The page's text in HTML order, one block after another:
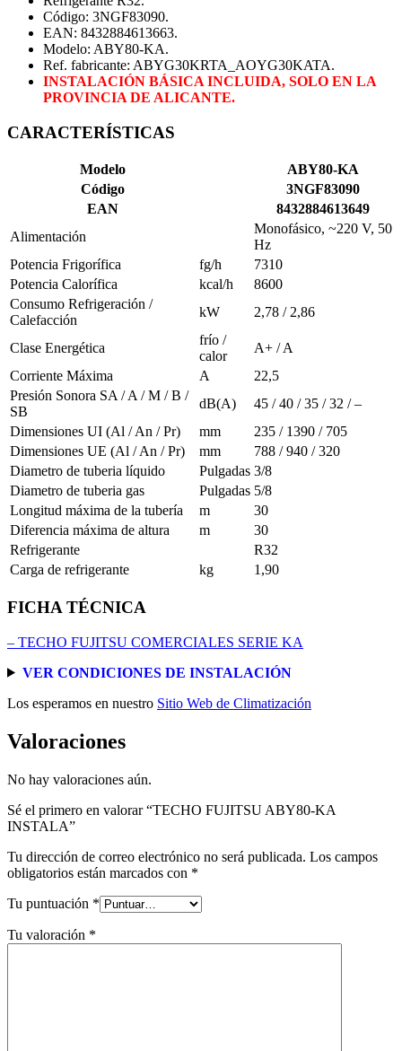
Código: 3NGF83090.
EAN: 8432884613663.
Modelo: ABY80-KA.
Ref. fabricante: ABYG30KRTA_AOYG30KATA.
INSTALACIÓN BÁSICA INCLUIDA, SOLO EN LA
PROVINCIA DE ALICANTE.
CARACTERÍSTICAS
Modelo
ABY80-KA
Código
3NGF83090
EAN
8432884613649
Alimentación
Monofásico, ~220 V, 50
Hz
Potencia Frigorífica
fg/h
7310
Potencia Calorífica
kcal/h
8600
Consumo Refrigeración /
Calefacción
kW 2,78 / 2,86
Clase Energética
frío /
calor
A+ / A
Corriente Máxima
A
22,5
Presión Sonora SA / A / M / B /
SB
dB(A)
45 / 40 / 35 / 32 / –
Dimensiones UI (Al / An / Pr)
mm
235 / 1390 / 705
Dimensiones UE (Al / An / Pr)
mm
788 / 940 / 320
Diametro de tuberia líquido
Pulgadas 3/8
Diametro de tuberia gas
Pulgadas 5/8
Longitud máxima de la tubería
m
30
Diferencia máxima de altura
m
30
Refrigerante
R32
Carga de refrigerante
kg 1,90
FICHA TÉCNICA
– TECHO FUJITSU COMERCIALES SERIE KA
VER CONDICIONES DE INSTALACIÓN
Los esperamos en nuestro Sitio Web de Climatización
Valoraciones
No hay valoraciones aún.
Sé el primero en valorar “TECHO FUJITSU ABY80-KA
INSTALA”
Tu dirección de correo electrónico no será publicada. Los campos
obligatorios están marcados con *
Tu puntuación *
Tu valoración *